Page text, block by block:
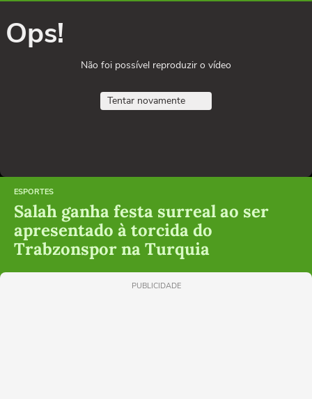
Ops!
Não foi possível reproduzir o vídeo
Tentar novamente
ESPORTES
Salah ganha festa surreal ao ser
apresentado à torcida do
Trabzonspor na Turquia
PUBLICIDADE